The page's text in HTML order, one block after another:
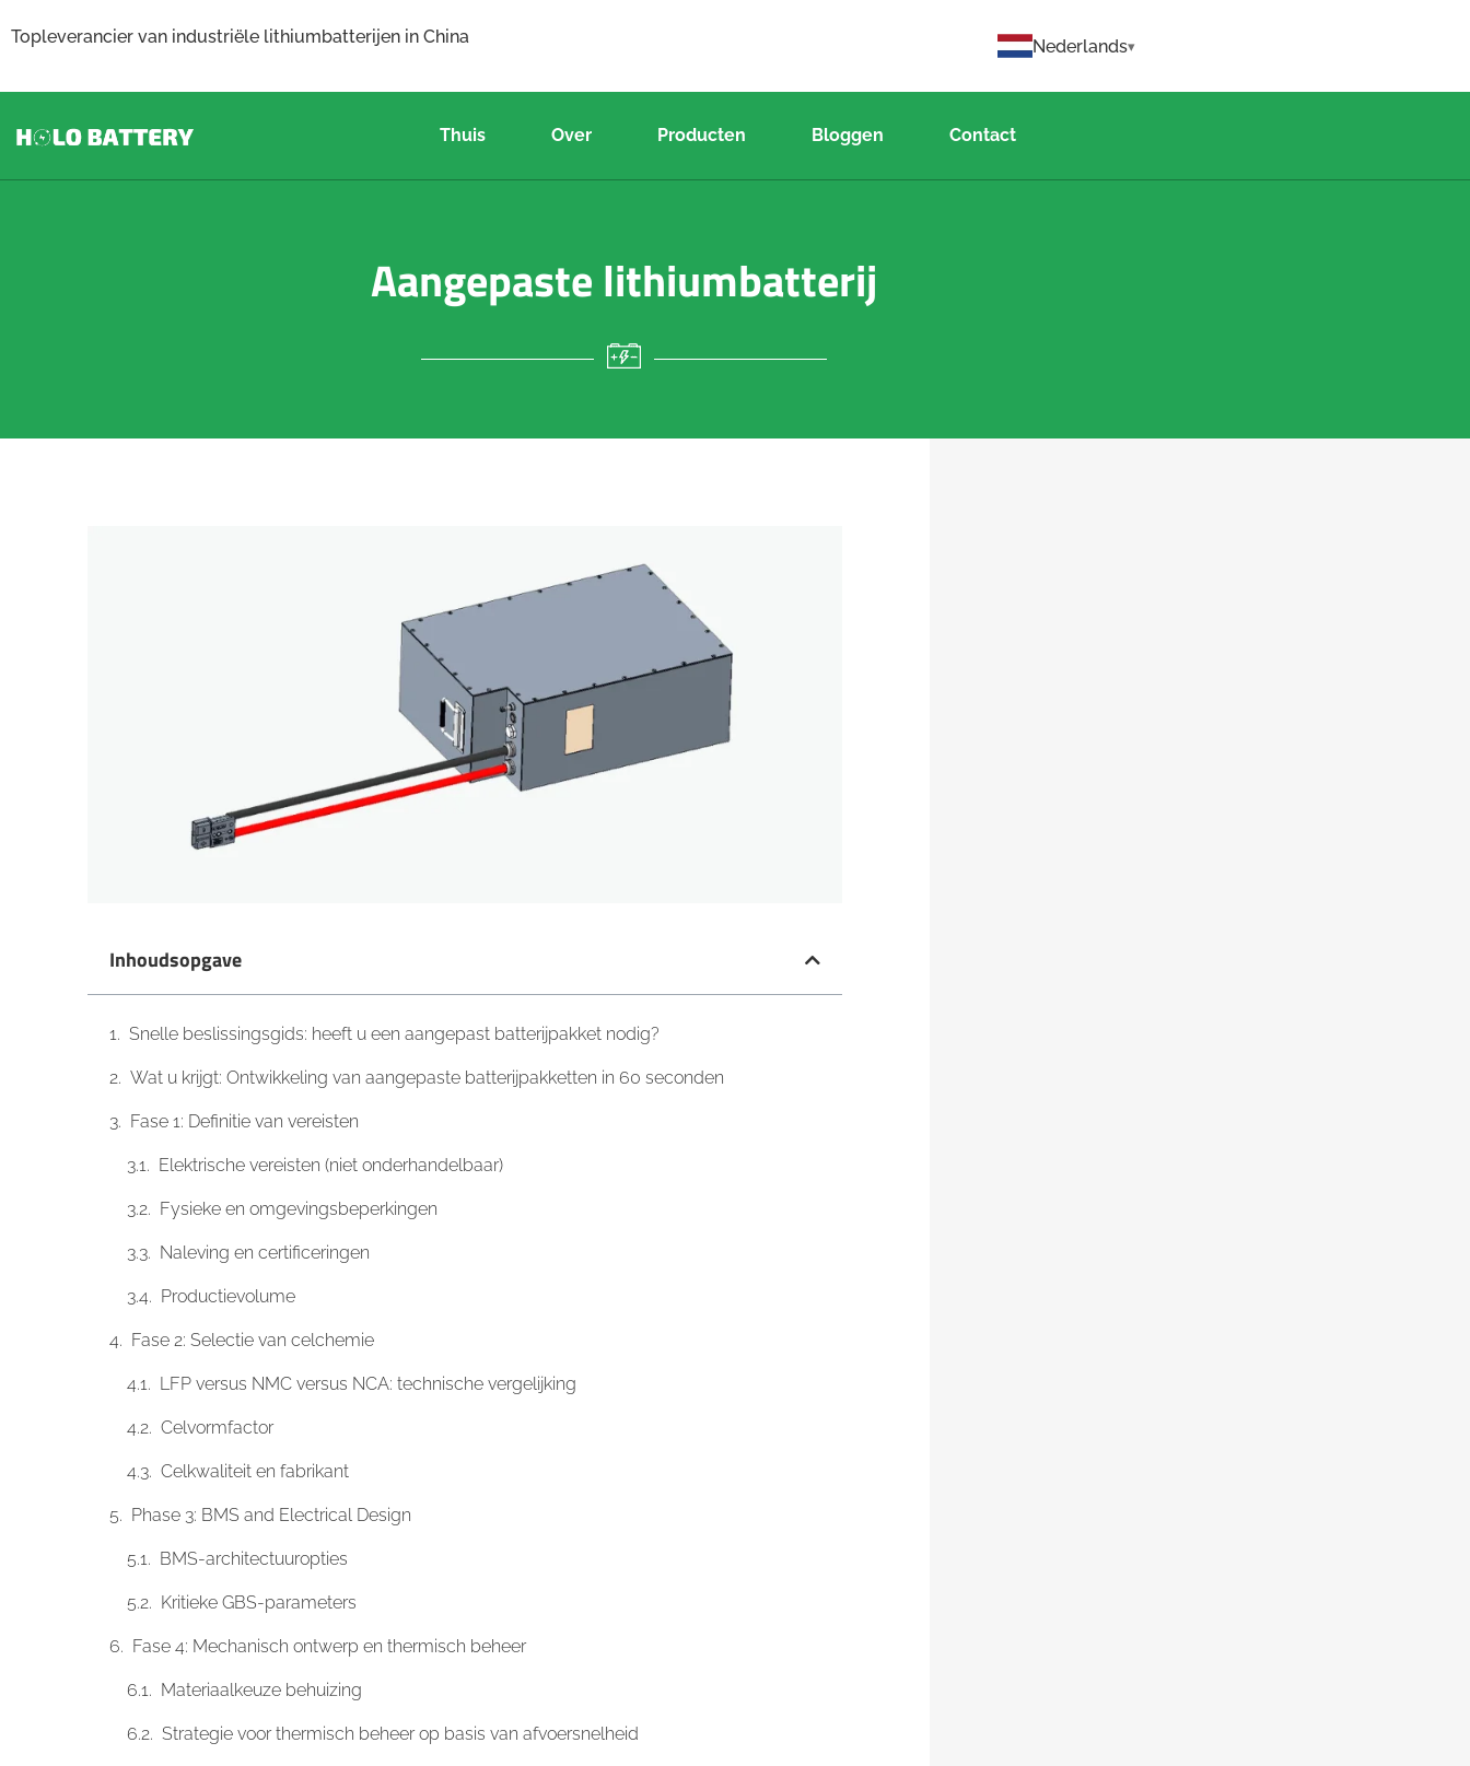
Topleverancier van industriële lithiumbatterijen in China Nederlands
Thuis Over Producten Bloggen Contact
Aangepaste lithiumbatterij
Inhoudsopgave
Snelle beslissingsgids: heeft u een aangepast batterijpakket nodig?
Wat u krijgt: Ontwikkeling van aangepaste batterijpakketten in 60 seconden
Fase 1: Definitie van vereisten
Elektrische vereisten (niet onderhandelbaar)
Fysieke en omgevingsbeperkingen
Naleving en certificeringen
Productievolume
Fase 2: Selectie van celchemie
LFP versus NMC versus NCA: technische vergelijking
Celvormfactor
Celkwaliteit en fabrikant
Phase 3: BMS and Electrical Design
BMS-architectuuropties
Kritieke GBS-parameters
Fase 4: Mechanisch ontwerp en thermisch beheer
Materiaalkeuze behuizing
Strategie voor thermisch beheer op basis van afvoersnelheid